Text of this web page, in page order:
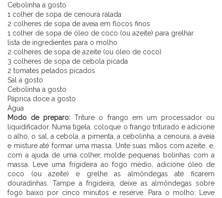
Cebolinha a gosto
1 colher de sopa de cenoura ralada
2 colheres de sopa de aveia em flocos finos
1 colher de sopa de óleo de coco (ou azeite) para grelhar
lista de ingredientes para o molho
2 colheres de sopa de azeite (ou óleo de coco)
3 colheres de sopa de cebola picada
2 tomates pelados picados
Sal a gosto
Cebolinha a gosto
Páprica doce a gosto
Água
Modo de preparo: Triture o frango em um processador ou
liquidificador. Numa tigela, coloque o frango triturado e adicione
o alho, o sal, a cebola, a pimenta, a cebolinha, a cenoura, a aveia
e misture até formar uma massa. Unte suas mãos com azeite, e,
com a ajuda de uma colher, molde pequenas bolinhas com a
massa. Leve uma frigideira ao fogo médio, adicione óleo de
coco (ou azeite) e grelhe as almôndegas até ficarem
douradinhas. Tampe a frigideira, deixe as almôndegas sobre
fogo baixo por cinco minutos e reserve. Para o molho: Leve